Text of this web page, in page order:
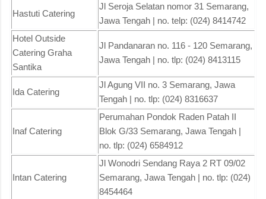
Hastuti Catering
Jl Seroja Selatan nomor 31 Semarang,
Jawa Tengah | no. telp: (024) 8414742
Hotel Outside
Catering Graha
Santika
Jl Pandanaran no. 116 - 120 Semarang,
Jawa Tengah | no. tlp: (024) 8413115
Ida Catering
Jl Agung VII no. 3 Semarang, Jawa
Tengah | no. tlp: (024) 8316637
Inaf Catering
Perumahan Pondok Raden Patah II
Blok G/33 Semarang, Jawa Tengah |
no. tlp: (024) 6584912
Intan Catering
Jl Wonodri Sendang Raya 2 RT 09/02
Semarang, Jawa Tengah | no. tlp: (024)
8454464